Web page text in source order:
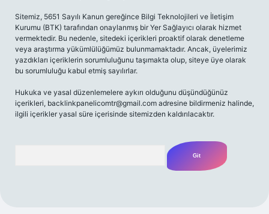
Sitemiz, 5651 Sayılı Kanun gereğince Bilgi Teknolojileri ve İletişim
Kurumu (BTK) tarafından onaylanmış bir Yer Sağlayıcı olarak hizmet
vermektedir. Bu nedenle, sitedeki içerikleri proaktif olarak denetleme
veya araştırma yükümlülüğümüz bulunmamaktadır. Ancak, üyelerimiz
yazdıkları içeriklerin sorumluluğunu taşımakta olup, siteye üye olarak
bu sorumluluğu kabul etmiş sayılırlar.
Hukuka ve yasal düzenlemelere aykırı olduğunu düşündüğünüz
içerikleri, backlinkpanelicomtr@gmail.com adresine bildirmeniz halinde,
ilgili içerikler yasal süre içerisinde sitemizden kaldırılacaktır.